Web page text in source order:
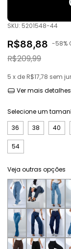
SKU: 5201548-44
R$88,88 -58%
R$209,99
5 x de R$17,78 sem
Ver mais detalhes
Selecione um
36
38 40
54
Veja outras opções